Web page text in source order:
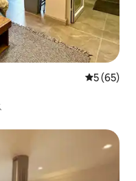
レビュー
5 (65)